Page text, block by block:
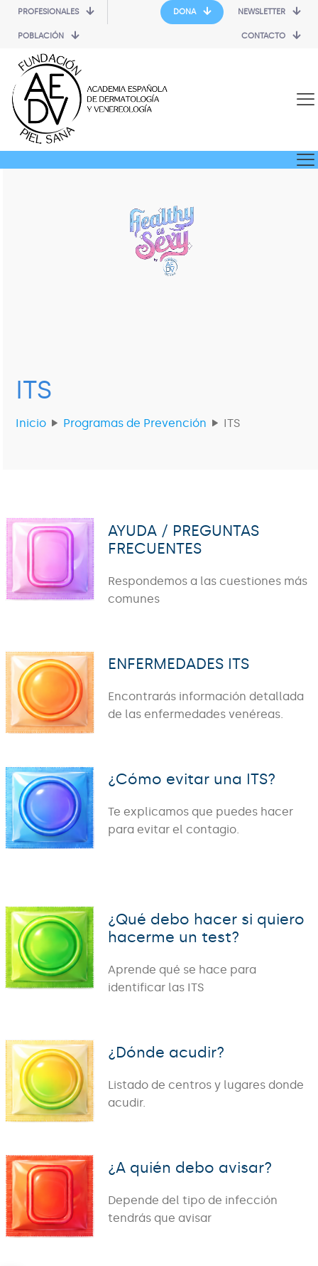
PROFESIONALES
POBLACIÓN
DONA NEWSLETTER
CONTACTO
ITS
Inicio Programas de Prevención ITS
AYUDA / PREGUNTAS
FRECUENTES
Respondemos a las cuestiones más
comunes
ENFERMEDADES ITS
Encontrarás información detallada
de las enfermedades venéreas.
¿Cómo evitar una ITS?
Te explicamos que puedes hacer
para evitar el contagio.
¿Qué debo hacer si quiero
hacerme un test?
Aprende qué se hace para
identificar las ITS
¿Dónde acudir?
Listado de centros y lugares donde
acudir.
¿A quién debo avisar?
Depende del tipo de infección
tendrás que avisar